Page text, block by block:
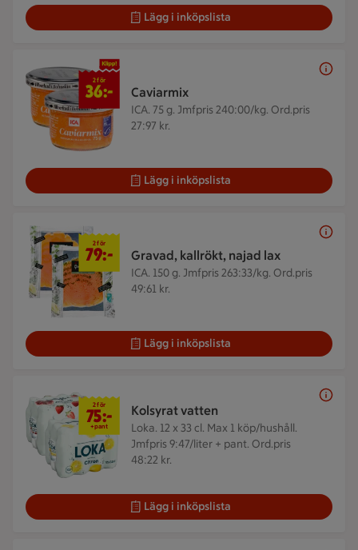
Lägg i inköpslista
Caviarmix
ICA. 75 g. Jmfpris 240:00/kg. Ord.pris
27:97 kr.
2 för 36 kr
2 för
36:-
Lägg i inköpslista
Gravad, kallrökt, najad lax
ICA. 150 g. Jmfpris 263:33/kg. Ord.pris
49:61 kr.
2 för 79 kr
2 för
79:-
Lägg i inköpslista
Kolsyrat vatten
Loka. 12 x 33 cl. Max 1 köp/hushåll.
Jmfpris 9:47/liter + pant. Ord.pris
48:22 kr.
2 för 75 kr
2 för
75:-
+pant
Lägg i inköpslista